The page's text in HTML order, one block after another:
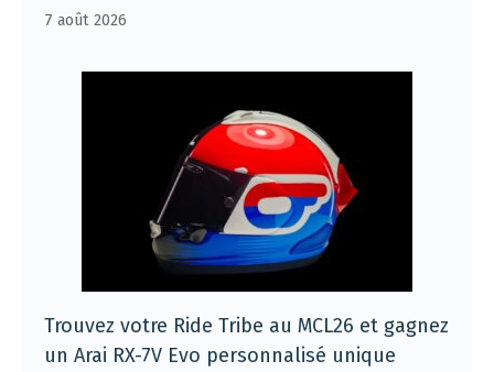
7 août 2026
Trouvez votre Ride Tribe au MCL26 et gagnez
un Arai RX-7V Evo personnalisé unique